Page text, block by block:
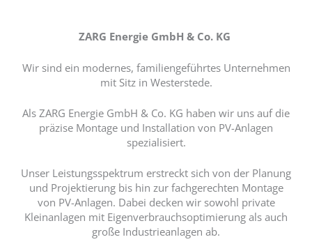
ZARG Energie GmbH & Co. KG
Wir sind ein modernes, familiengeführtes Unternehmen
mit Sitz in Westerstede.
Als ZARG Energie GmbH & Co. KG haben wir uns auf die
präzise Montage und Installation von PV-Anlagen
spezialisiert.
Unser Leistungsspektrum erstreckt sich von der Planung
und Projektierung bis hin zur fachgerechten Montage
von PV-Anlagen. Dabei decken wir sowohl private
Kleinanlagen mit Eigenverbrauchsoptimierung als auch
große Industrieanlagen ab.